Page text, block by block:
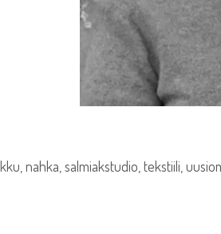
nahka salmiakstudio tekstiili